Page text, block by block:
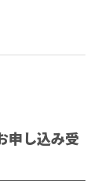
申し込み受